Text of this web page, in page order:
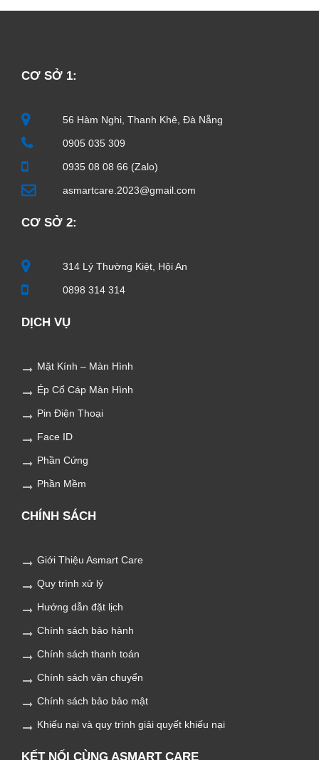
CƠ SỞ 1:
56 Hàm Nghi, Thanh Khê, Đà Nẵng
0905 035 309
0935 08 08 66 (Zalo)
asmartcare.2023@gmail.com
CƠ SỞ 2:
314 Lý Thường Kiệt, Hội An
0898 314 314
DỊCH VỤ
Mặt Kính – Màn Hình
Ép Cổ Cáp Màn Hình
Pin Điện Thoại
Face ID
Phần Cứng
Phần Mềm
CHÍNH SÁCH
Giới Thiệu Asmart Care
Quy trình xử lý
Hướng dẫn đặt lịch
Chính sách bảo hành
Chính sách thanh toán
Chính sách vận chuyển
Chính sách bảo bảo mật
Khiếu nại và quy trình giải quyết khiếu nại
KẾT NỐI CÙNG ASMART CARE